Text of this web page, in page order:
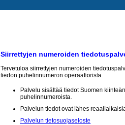
Siirrettyjen numeroiden
Tervetuloa siirrettyjen numeroiden
tiedon puhelinnumeron operaattorista.
Palvelu sisältää tiedot Suomen
puhelinnumeroista.
Palvelun tiedot ovat lähes
Palvelun tietosuojaseloste